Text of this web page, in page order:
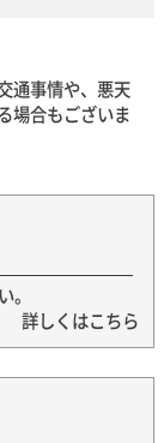
通事情や、悪天
場合もございま
詳しくはこちら